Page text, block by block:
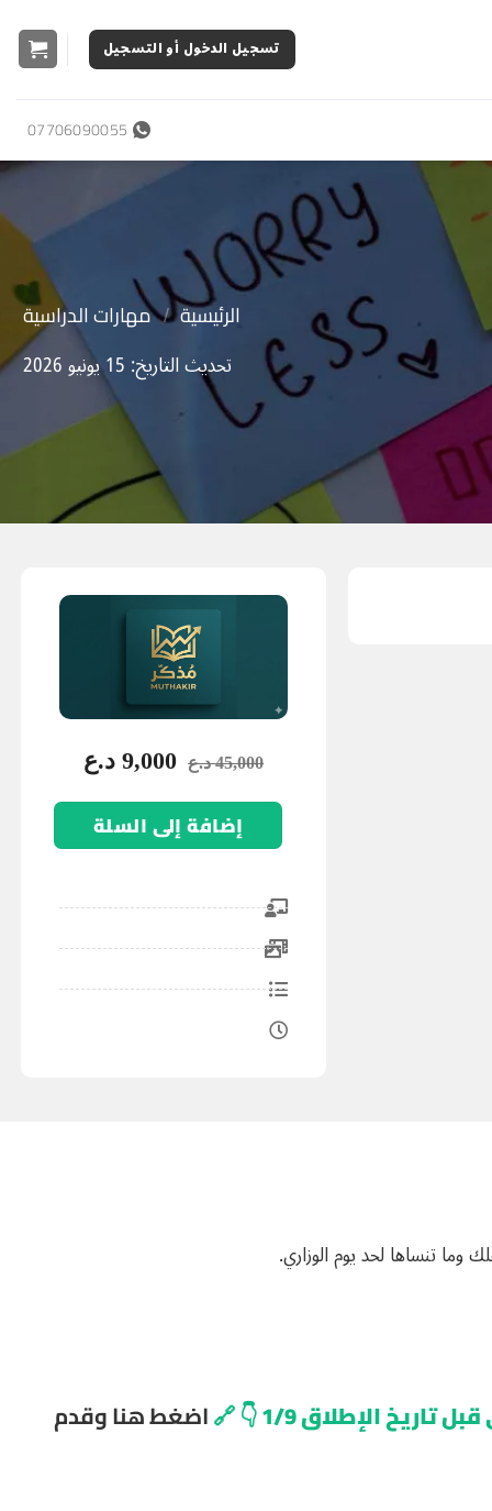
تسجيل الدخول أو التسجيل
07706090055
الرئيسية / مهارات الدراسية
تحديث التاريخ: 15 يونيو 2026
45,000 د.ع 9,000 د.ع
إضافة إلى السلة
وما تنساها لحد يوم الوزاري.
🔗اضغط هنا وقدم